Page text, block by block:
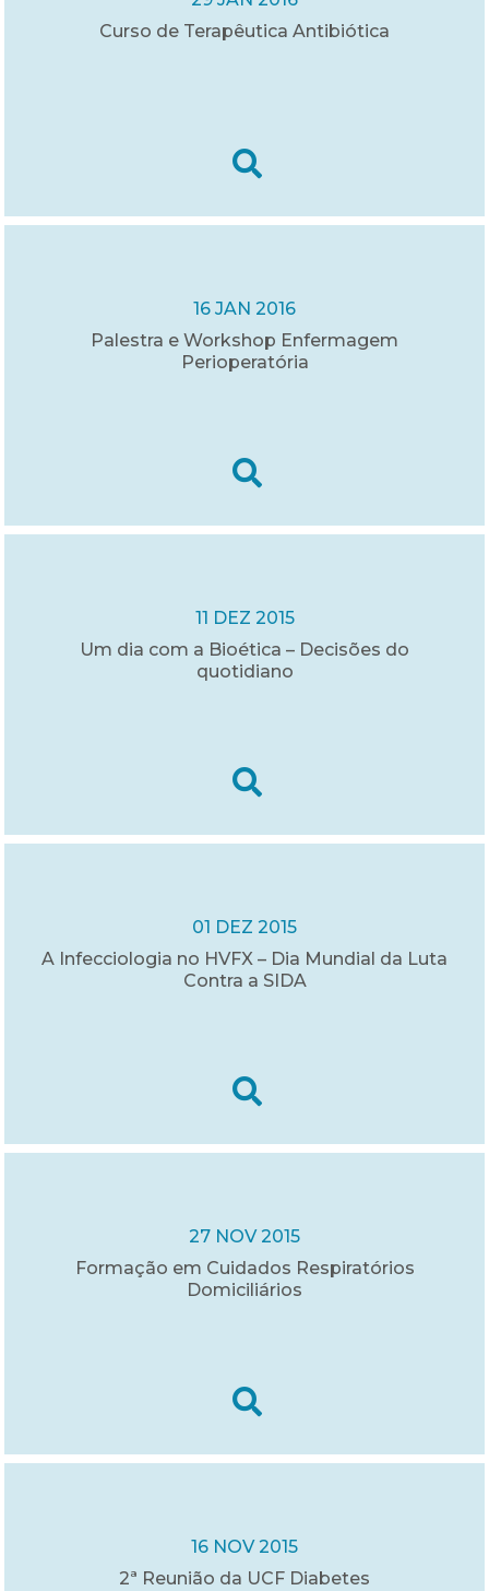
Curso de Terapêutica Antibiótica
16 JAN 2016
Palestra e Workshop Enfermagem
Perioperatória
11 DEZ 2015
Um dia com a Bioética – Decisões do
quotidiano
01 DEZ 2015
A Infecciologia no HVFX – Dia Mundial da Luta
Contra a SIDA
27 NOV 2015
Formação em Cuidados Respiratórios
Domiciliários
16 NOV 2015
2ª Reunião da UCF Diabetes